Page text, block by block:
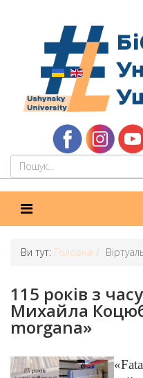
Ви тут: Головна
115 років з
Михайла
morgana»